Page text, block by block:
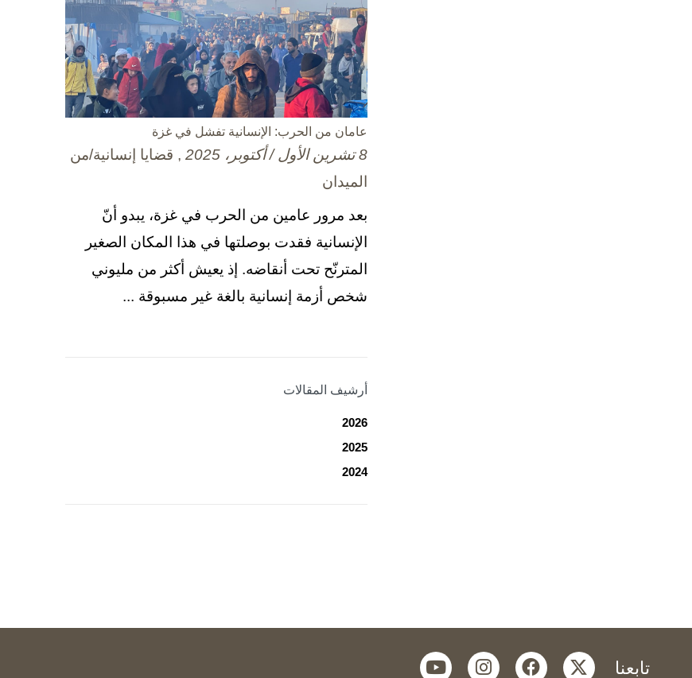
عامان من الحرب: الإنسانية تفشل في غزة
8 تشرين الأول / أكتوبر، 2025
, قضايا إنسانية/من
الميدان
بعد مرور عامين من الحرب في غزة، يبدو أنّ
الإنسانية فقدت بوصلتها في هذا المكان الصغير
المترنّح تحت أنقاضه. إذ يعيش أكثر من مليوني
شخص أزمة إنسانية بالغة غير مسبوقة ...
أرشيف المقالات
2026
2025
2024
تابعنا twitter
facebook
instagram
youtube